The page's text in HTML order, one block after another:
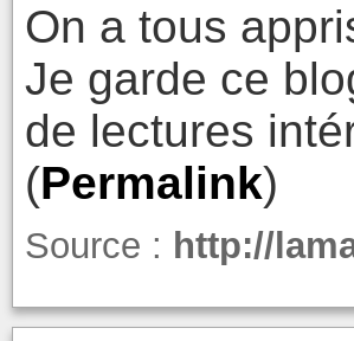
On a tous
Je garde ce
de lectures
(Permalink)
Source : http://